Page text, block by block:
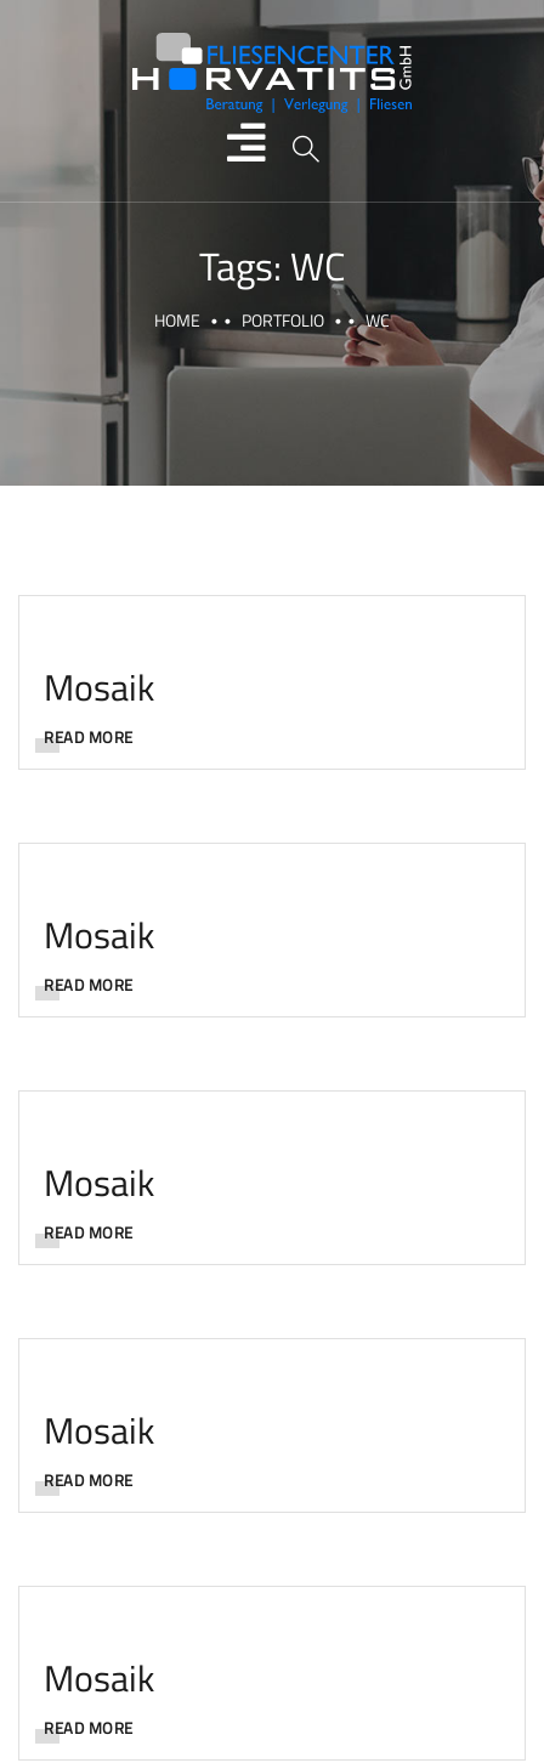
Tags: WC
HOME PORTFOLIO WC
Mosaik
READ MORE
Mosaik
READ MORE
Mosaik
READ MORE
Mosaik
READ MORE
Mosaik
READ MORE